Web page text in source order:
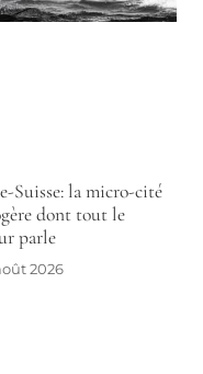
Suisse: la micro-cité
dont tout le
parle
2026